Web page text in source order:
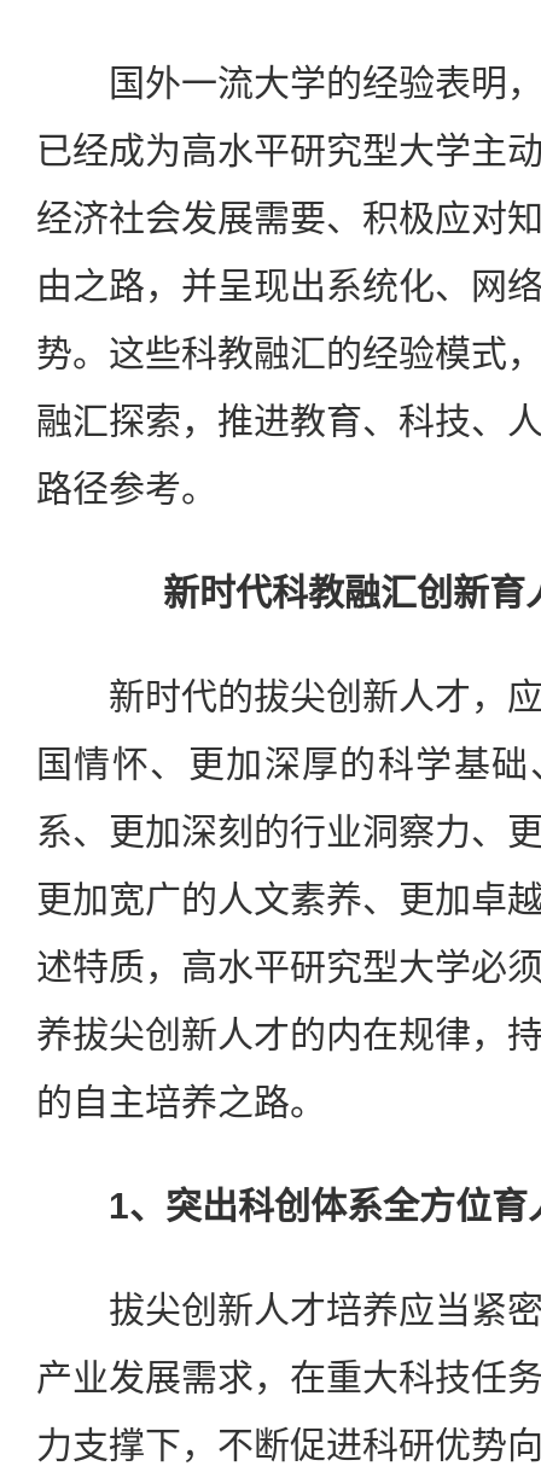
国外一流大学的经验表明，
已经成为高水平研究型大学主
经济社会发展需要、积极应对
由之路，并呈现出系统化、网
势。这些科教融汇的经验模式
融汇探索，推进教育、科技、
路径参考。
新时代科教融汇创新育
新时代的拔尖创新人才，应
国情怀、更加深厚的科学基
系、更加深刻的行业洞察力、
更加宽广的人文素养、更加卓
述特质，高水平研究型大学必
养拔尖创新人才的内在规律，
的自主培养之路。
1、突出科创体系全方位育
拔尖创新人才培养应当紧密
产业发展需求，在重大科技任
力支撑下，不断促进科研优势